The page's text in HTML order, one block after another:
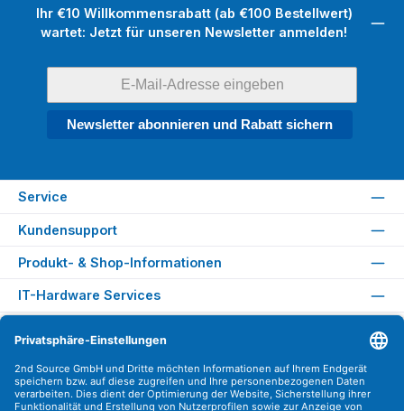
Ihr €10 Willkommensrabatt (ab €100 Bestellwert)
wartet: Jetzt für unseren Newsletter anmelden!
Newsletter abonnieren und Rabatt sichern
Service
Kundensupport
Produkt- & Shop-Informationen
IT-Hardware Services
Versandarten
Zahlungsarten